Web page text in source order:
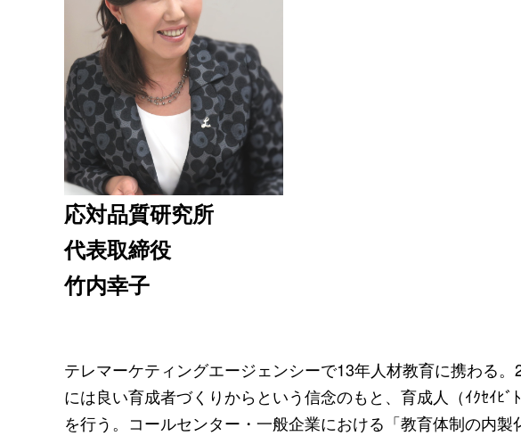
応対品質研究所
代表取締役
竹内幸子
テレマーケティングエージェンシーで13年人材教育に携わる。
には良い育成者づくりからという信念のもと、育成人（ｲｸｾｲﾋ
を行う。コールセンター・一般企業における「教育体制の内製